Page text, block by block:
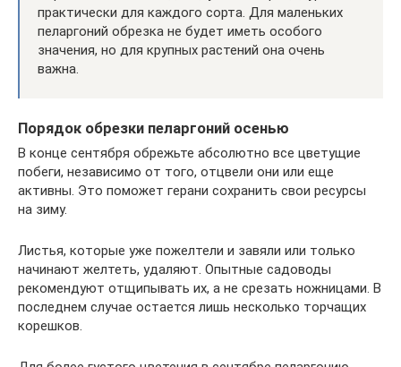
практически для каждого сорта. Для маленьких
пеларгоний обрезка не будет иметь особого
значения, но для крупных растений она очень
важна.
Порядок обрезки пеларгоний осенью
В конце сентября обрежьте абсолютно все цветущие
побеги, независимо от того, отцвели они или еще
активны. Это поможет герани сохранить свои ресурсы
на зиму.
Листья, которые уже пожелтели и завяли или только
начинают желтеть, удаляют. Опытные садоводы
рекомендуют отщипывать их, а не срезать ножницами. В
последнем случае остается лишь несколько торчащих
корешков.